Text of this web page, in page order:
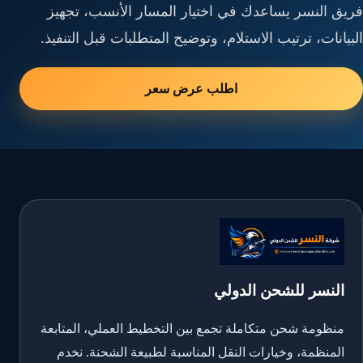
فريق النسر يساعدك في اختيار المسار الأنسب، تجهيز
البيانات، ترتيب الاستلام، وتوضيح المتطلبات قبل التنفيذ.
اطلب عرض سعر
النسر للشحن الدولي
منظومة شحن متكاملة تجمع بين التخطيط العملي، المتابعة
المنظمة، وخيارات النقل المناسبة لطبيعة الشحنة. نخدم